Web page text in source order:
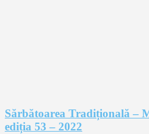
Sărbătoarea Tradițională –
ediția 53 – 2022